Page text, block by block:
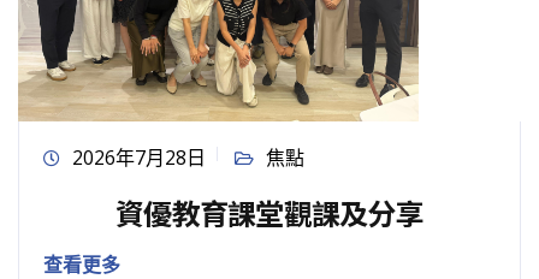
2026年7月28日 焦點
資優教育課堂觀課及分享
查看更多